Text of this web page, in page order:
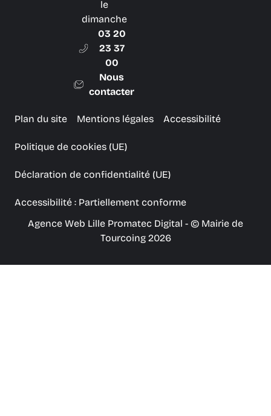
le
dimanche
03 20
23 37
00
Nous
contacter
Plan du site Mentions légales Accessibilité
Politique de cookies (UE)
Déclaration de confidentialité (UE)
Accessibilité : Partiellement conforme
Agence Web Lille Promatec Digital - © Mairie de
Tourcoing 2026